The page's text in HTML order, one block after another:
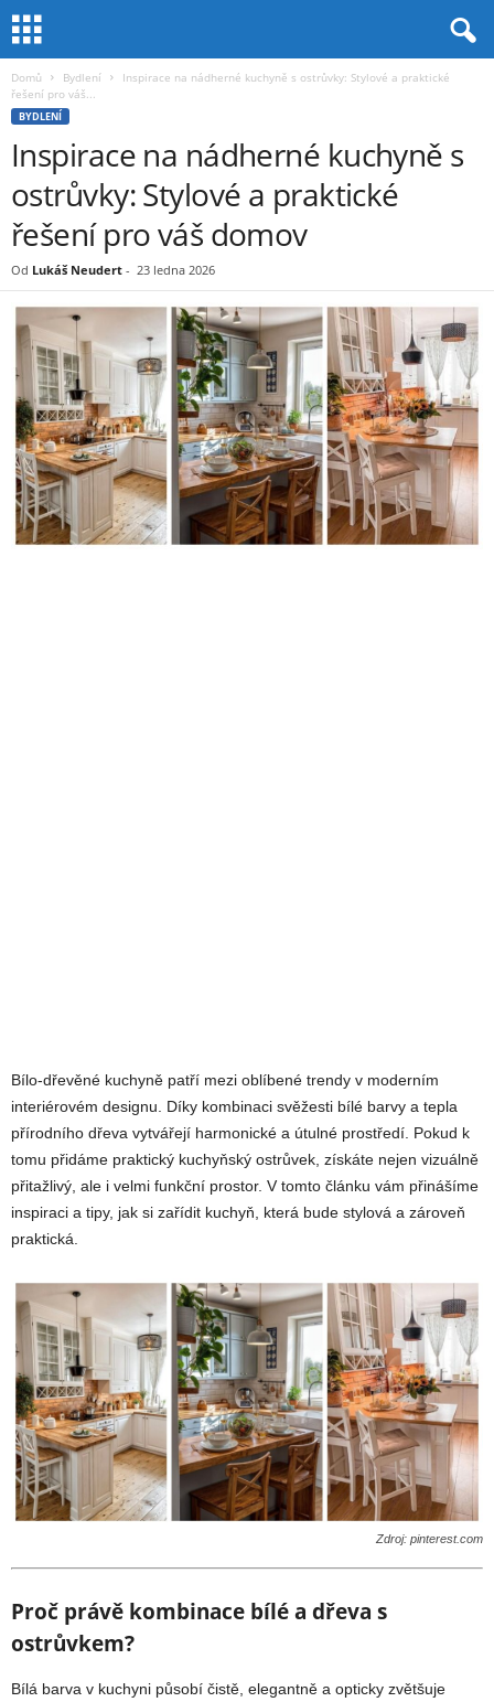
Domů Bydlení
Inspirace na nádherné kuchyně s ostrůvky: Stylové a praktické
řešení pro váš...
BYDLENÍ
Inspirace na nádherné kuchyně s
ostrůvky: Stylové a praktické
řešení pro váš domov
Od Lukáš Neudert - 23 ledna 2026
Bílo-dřevěné kuchyně patří mezi oblíbené trendy v moderním
interiérovém designu. Díky kombinaci svěžesti bílé barvy a tepla
přírodního dřeva vytvářejí harmonické a útulné prostředí. Pokud k
tomu přidáme praktický kuchyňský ostrůvek, získáte nejen vizuálně
přitažlivý, ale i velmi funkční prostor. V tomto článku vám přinášíme
inspiraci a tipy, jak si zařídit kuchyň, která bude stylová a zároveň
praktická.
Zdroj: pinterest.com
Proč právě kombinace bílé a dřeva s
ostrůvkem?
Bílá barva v kuchyni působí čistě, elegantně a opticky zvětšuje